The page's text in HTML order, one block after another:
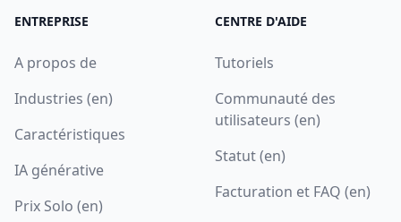
ENTREPRISE
A propos de
Industries (en)
Caractéristiques
IA générative
Prix Solo (en)
CENTRE D'AIDE
Tutoriels
Communauté des
utilisateurs (en)
Statut (en)
Facturation et FAQ (en)